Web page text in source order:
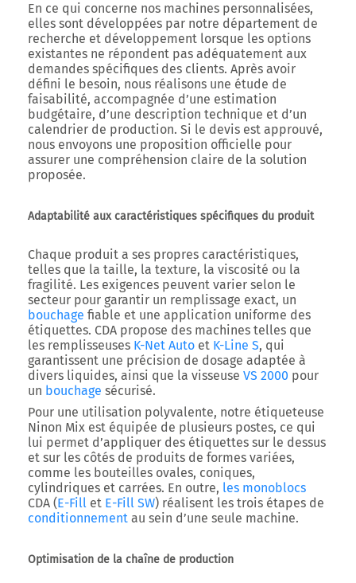
En ce qui concerne nos machines personnalisées,
elles sont développées par notre département de
recherche et développement lorsque les options
existantes ne répondent pas adéquatement aux
demandes spécifiques des clients. Après avoir
défini le besoin, nous réalisons une étude de
faisabilité, accompagnée d’une estimation
budgétaire, d’une description technique et d’un
calendrier de production. Si le devis est approuvé,
nous envoyons une proposition officielle pour
assurer une compréhension claire de la solution
proposée.
Adaptabilité aux caractéristiques spécifiques du produit
Chaque produit a ses propres caractéristiques,
telles que la taille, la texture, la viscosité ou la
fragilité. Les exigences peuvent varier selon le
secteur pour garantir un remplissage exact, un
bouchage fiable et une application uniforme des
étiquettes. CDA propose des machines telles que
les remplisseuses K-Net Auto et K-Line S, qui
garantissent une précision de dosage adaptée à
divers liquides, ainsi que la visseuse VS 2000 pour
un bouchage sécurisé.
Pour une utilisation polyvalente, notre étiqueteuse
Ninon Mix est équipée de plusieurs postes, ce qui
lui permet d’appliquer des étiquettes sur le dessus
et sur les côtés de produits de formes variées,
comme les bouteilles ovales, coniques,
cylindriques et carrées. En outre, les monoblocs
CDA (E-Fill et E-Fill SW) réalisent les trois étapes de
conditionnement au sein d’une seule machine.
Optimisation de la chaîne de production